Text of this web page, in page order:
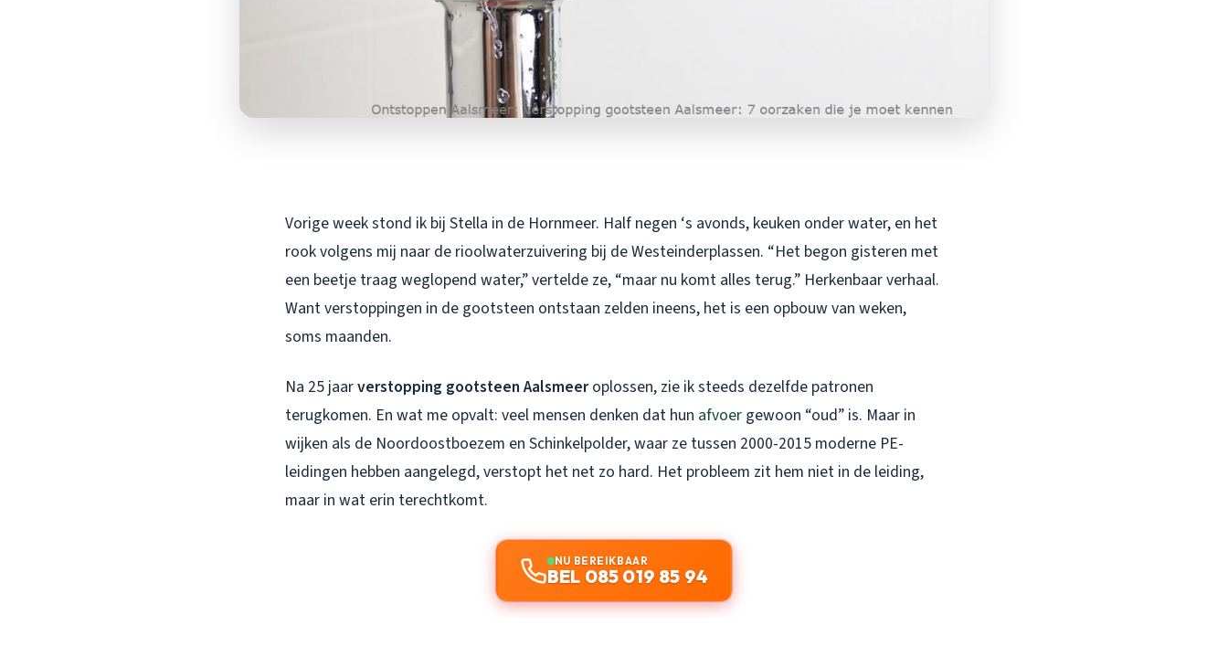
Vorige week stond ik bij Stella in de Hornmeer. Half negen ‘s avonds, keuken onder water, en het
rook volgens mij naar de rioolwaterzuivering bij de Westeinderplassen. “Het begon gisteren met
een beetje traag weglopend water,” vertelde ze, “maar nu komt alles terug.” Herkenbaar verhaal.
Want verstoppingen in de gootsteen ontstaan zelden ineens, het is een opbouw van weken,
soms maanden.
Na 25 jaarverstopping gootsteen Aalsmeeroplossen, zie ik steeds dezelfde patronen
terugkomen. En wat me opvalt: veel mensen denken dat hun afvoer gewoon “oud” is. Maar in
wijken als de Noordoostboezem en Schinkelpolder, waar ze tussen 2000-2015 moderne PE-
leidingen hebben aangelegd, verstopt het net zo hard. Het probleem zit hem niet in de leiding,
maar in wat erin terechtkomt.
NU BEREIKBAAR
BEL 085 019 85 94